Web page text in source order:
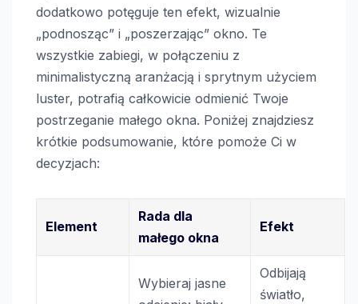
dodatkowo potęguje ten efekt, wizualnie
„podnosząc” i „poszerzając” okno. Te
wszystkie zabiegi, w połączeniu z
minimalistyczną aranżacją i sprytnym użyciem
luster, potrafią całkowicie odmienić Twoje
postrzeganie małego okna. Poniżej znajdziesz
krótkie podsumowanie, które pomoże Ci w
decyzjach:
Element
Rada dla
małego okna
Efekt
Wybieraj jasne
Odbijają
światło,